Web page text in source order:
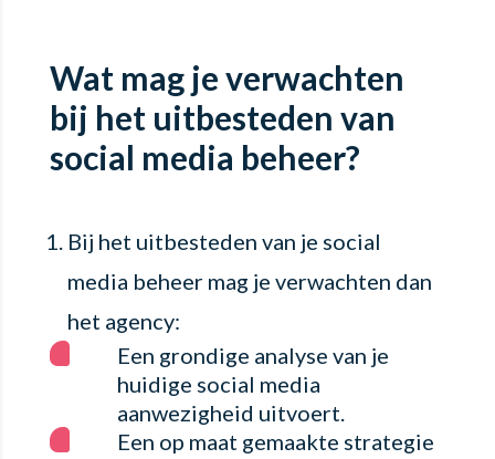
Wat mag je verwachten
bij het uitbesteden van
social media beheer?
Bij het uitbesteden van je social
media beheer mag je verwachten dan
het agency:
Een grondige analyse van je
huidige social media
aanwezigheid uitvoert.
Een op maat gemaakte strategie